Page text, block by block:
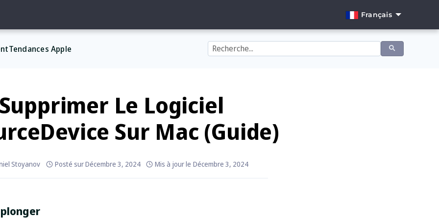
Français
English
Tendances Apple
Supprimer Le Logiciel
Sur Mac (Guide)
Stoyanov Posté surDécembre 3, 2024 Mis à jour le Décembre 3, 2024